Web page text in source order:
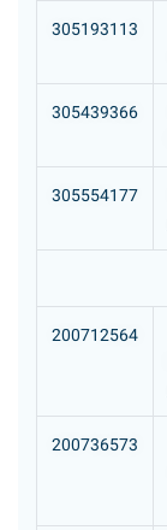
305193113
305439366
305554177
200712564
200736573